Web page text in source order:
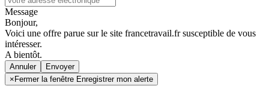
Message
Bonjour,
Voici une offre parue sur le site francetravail.fr susceptible de vous
intéresser.
A bientôt.
Annuler
× Fermer la fenêtre Enregistrer mon alerte